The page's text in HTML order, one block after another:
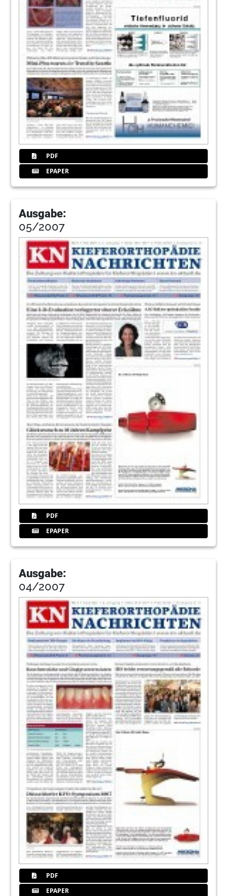
PDF
EPAPER
Ausgabe:
05/2007
PDF
EPAPER
Ausgabe:
04/2007
PDF
EPAPER